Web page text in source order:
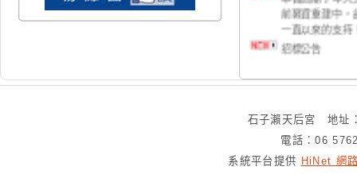
前募資重建中，
一直以來的支持
招標公告
石子瀨天后宮 地址
電話：06
系統平台提供 HiNet 網